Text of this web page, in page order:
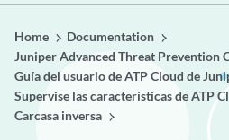
Home
Documentation
Juniper Advanced Threat Prevention
Guía del usuario de ATP Cloud de
Supervise las características de ATP
Carcasa inversa